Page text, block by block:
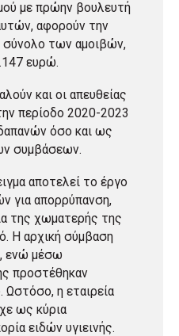
με πρώην βουλευτή
αφορούν την
σύνολο των αμοιβών,
ευρώ.
και οι απευθείας
περίοδο 2020-2023
όσο και ως
συμβάσεων.
αποτελεί το έργο
για απορρύπανση,
της χωματερής της
Η αρχική σύμβαση
ενώ μέσω
προστέθηκαν
η εταιρεία
ως κύρια
ειδών υγιεινής.